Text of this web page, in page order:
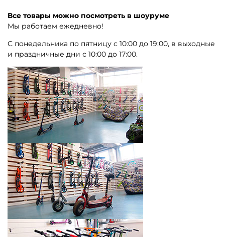
Все товары можно посмотреть в шоуруме
Мы работаем ежедневно!
С понедельника по пятницу с 10:00 до 19:00, в выходные
и праздничные дни с 10:00 до 17:00.